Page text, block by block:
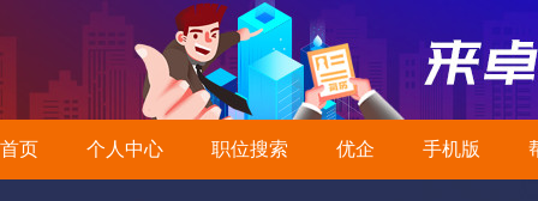
首页 个人中心 职位搜索 优企 手机版